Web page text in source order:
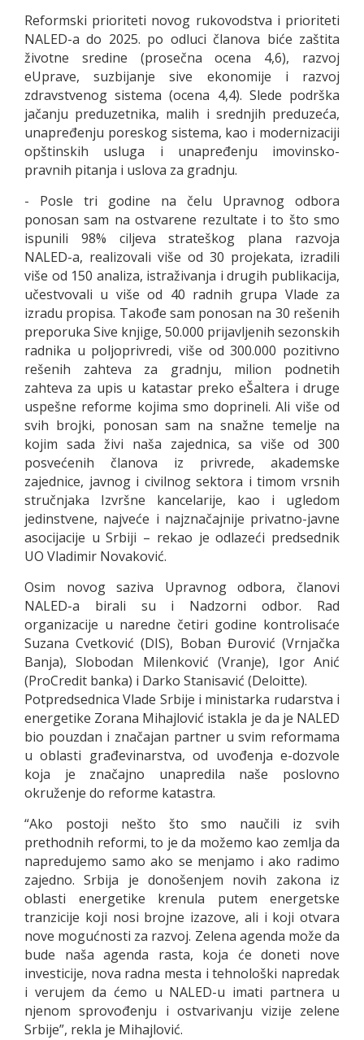
Reformski prioriteti novog rukovodstva i prioriteti
NALED-a do 2025. po odluci članova biće zaštita
životne sredine (prosečna ocena 4,6), razvoj
eUprave, suzbijanje sive ekonomije i razvoj
zdravstvenog sistema (ocena 4,4). Slede podrška
jačanju preduzetnika, malih i srednjih preduzeća,
unapređenju poreskog sistema, kao i modernizaciji
opštinskih usluga i unapređenju imovinsko-
pravnih pitanja i uslova za gradnju.
- Posle tri godine na čelu Upravnog odbora
ponosan sam na ostvarene rezultate i to što smo
ispunili 98% ciljeva strateškog plana razvoja
NALED-a, realizovali više od 30 projekata, izradili
više od 150 analiza, istraživanja i drugih publikacija,
učestvovali u više od 40 radnih grupa Vlade za
izradu propisa. Takođe sam ponosan na 30 rešenih
preporuka Sive knjige, 50.000 prijavljenih sezonskih
radnika u poljoprivredi, više od 300.000 pozitivno
rešenih zahteva za gradnju, milion podnetih
zahteva za upis u katastar preko eŠaltera i druge
uspešne reforme kojima smo doprineli. Ali više od
svih brojki, ponosan sam na snažne temelje na
kojim sada živi naša zajednica, sa više od 300
posvećenih članova iz privrede, akademske
zajednice, javnog i civilnog sektora i timom vrsnih
stručnjaka Izvršne kancelarije, kao i ugledom
jedinstvene, najveće i najznačajnije privatno-javne
asocijacije u Srbiji – rekao je odlazeći predsednik
UO Vladimir Novaković.
Osim novog saziva Upravnog odbora, članovi
NALED-a birali su i Nadzorni odbor. Rad
organizacije u naredne četiri godine kontrolisaće
Suzana Cvetković (DIS), Boban Đurović (Vrnjačka
Banja), Slobodan Milenković (Vranje), Igor Anić
(ProCredit banka) i Darko Stanisavić (Deloitte).
Potpredsednica Vlade Srbije i ministarka rudarstva i
energetike Zorana Mihajlović istakla je da je NALED
bio pouzdan i značajan partner u svim reformama
u oblasti građevinarstva, od uvođenja e-dozvole
koja je značajno unapredila naše poslovno
okruženje do reforme katastra.
“Ako postoji nešto što smo naučili iz svih
prethodnih reformi, to je da možemo kao zemlja da
napredujemo samo ako se menjamo i ako radimo
zajedno. Srbija je donošenjem novih zakona iz
oblasti energetike krenula putem energetske
tranzicije koji nosi brojne izazove, ali i koji otvara
nove mogućnosti za razvoj. Zelena agenda može da
bude naša agenda rasta, koja će doneti nove
investicije, nova radna mesta i tehnološki napredak
i verujem da ćemo u NALED-u imati partnera u
njenom sprovođenju i ostvarivanju vizije zelene
Srbije”, rekla je Mihajlović.